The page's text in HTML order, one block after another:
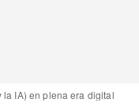
IA) en plena era digital